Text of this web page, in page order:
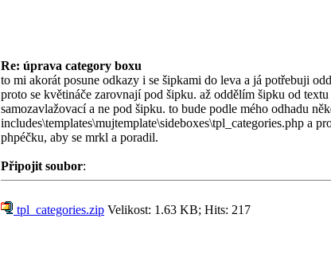
Re: úprava category boxu
to mi akorát posune odkazy i se šipkami do leva a já potřebuji
proto se květináče zarovnají pod šipku. až oddělím šipku od
samozavlažovací a ne pod šipku. to bude podle mého odhadu
includes\templates\mujtemplate\sideboxes\tpl_categories.php a
phpéčku, aby se mrkl a poradil.
Připojit soubor:
tpl_categories.zip Velikost: 1.63 KB; Hits: 217